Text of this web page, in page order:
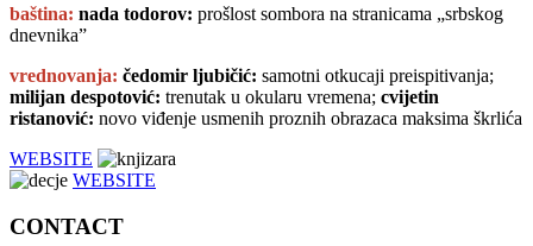
baština: nada todorov: prošlost sombora na stranicama „srbskog
dnevnika”
vrednovanja: čedomir ljubičić: samotni otkucaji preispitivanja;
milijan despotović: trenutak u okularu vremena; cvijetin
ristanović: novo viđenje usmenih proznih obrazaca maksima škrlića
WEBSITE
WEBSITE
CONTACT